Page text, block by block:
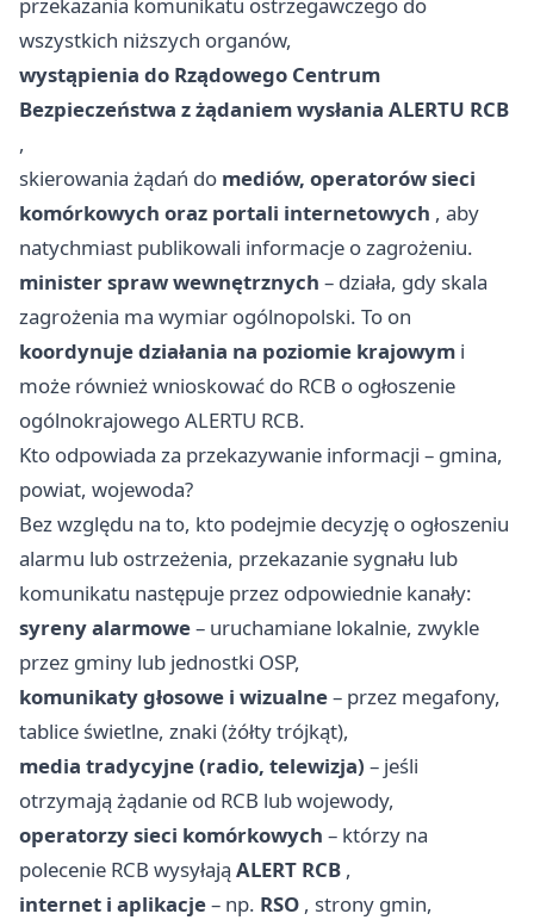
wszystkich niższych organów,
wystąpienia do Rządowego Centrum
Bezpieczeństwa z żądaniem wysłania ALERTU RCB
,
skierowania żądań do mediów, operatorów sieci
komórkowych oraz portali internetowych , aby
natychmiast publikowali informacje o zagrożeniu.
minister spraw wewnętrznych – działa, gdy skala
zagrożenia ma wymiar ogólnopolski. To on
koordynuje działania na poziomie krajowym i
może również wnioskować do RCB o ogłoszenie
ogólnokrajowego ALERTU RCB.
Kto odpowiada za przekazywanie informacji – gmina,
powiat, wojewoda?
Bez względu na to, kto podejmie decyzję o ogłoszeniu
alarmu lub ostrzeżenia, przekazanie sygnału lub
komunikatu następuje przez odpowiednie kanały:
syreny alarmowe– uruchamiane lokalnie, zwykle
przez gminy lub jednostki OSP,
komunikaty głosowe i wizualne– przez megafony,
tablice świetlne, znaki (żółty trójkąt),
media tradycyjne (radio, telewizja) – jeśli
otrzymają żądanie od RCB lub wojewody,
operatorzy sieci komórkowych – którzy na
polecenie RCB wysyłają ALERT RCB ,
internet i aplikacje– np. RSO , strony gmin,